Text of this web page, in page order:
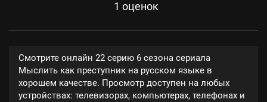
1 оценок
Смотрите онлайн 22 серию 6 сезона сериала
Мыслить как преступник на русском языке в
хорошем качестве. Просмотр доступен на любых
устройствах: телевизорах, компьютерах, телефонах и